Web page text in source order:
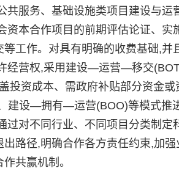
服务、基础设施类项目建设与运
本合作项目的前期评估论证、实
工作。对具有明确的收费基础,并
经营权,采用建设—运营—移交
投资成本、需政府补贴部分资金
建设—拥有—运营(BOO)等模式推
过对不同行业、不同项目分类制定
路径,明确合作各方责任约束,加
共赢机制。